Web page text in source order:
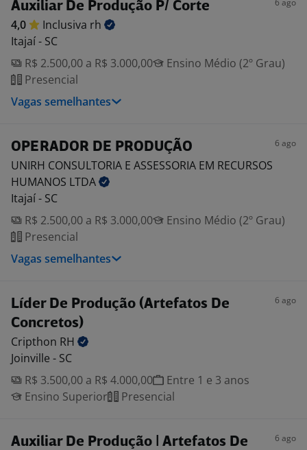
Auxiliar De Produção P/ Corte 6 ago
4,0 Inclusiva rh
Itajaí - SC
R$ 2.500,00 a R$ 3.000,00
Ensino Médio (2º Grau)
Presencial
Vagas semelhantes
OPERADOR DE PRODUÇÃO 6 ago
UNIRH CONSULTORIA E ASSESSORIA EM RECURSOS
HUMANOS LTDA
Itajaí - SC
R$ 2.500,00 a R$ 3.000,00
Ensino Médio (2º Grau)
Presencial
Vagas semelhantes
Líder De Produção (Artefatos De
Concretos)
6 ago
Cripthon RH
Joinville - SC
R$ 3.500,00 a R$ 4.000,00
Entre 1 e 3 anos
Ensino Superior
Presencial
Auxiliar De Produção | Artefatos De
6 ago